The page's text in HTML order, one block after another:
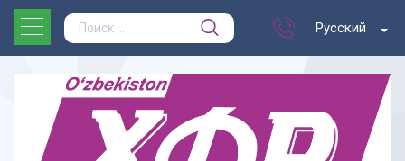
Русский